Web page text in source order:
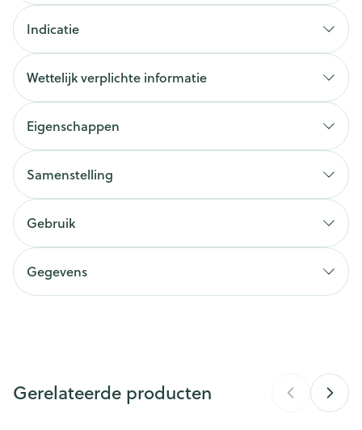
Vitamine D3 draagt bij tot:
Indicatie
Wettelijk verplichte informatie
Eigenschappen
Samenstelling
Vitamine D3
75 mg RI 1500%
Gebruik
Gegevens
Merken Deba Pharma
Gerelateerde producten